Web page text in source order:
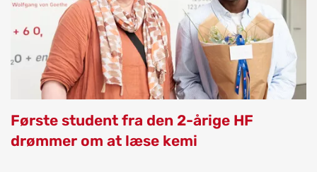
Første student fra den 2-årige HF
drømmer om at læse kemi